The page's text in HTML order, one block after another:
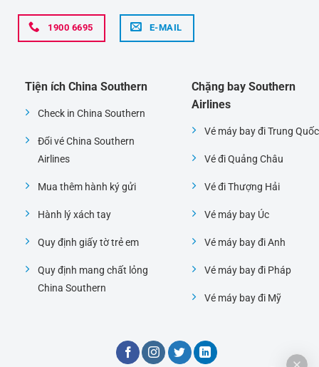
1900 6695 E-MAIL
Tiện ích China Southern
Check in China Southern
Đổi vé China Southern
Airlines
Mua thêm hành ký gửi
Hành lý xách tay
Quy định giấy tờ trẻ em
Quy định mang chất lỏng
China Southern
Chặng bay Southern
Airlines
Vé máy bay đi Trung Quốc
Vé đi Quảng Châu
Vé đi Thượng Hải
Vé máy bay Úc
Vé máy bay đi Anh
Vé máy bay đi Pháp
Vé máy bay đi Mỹ